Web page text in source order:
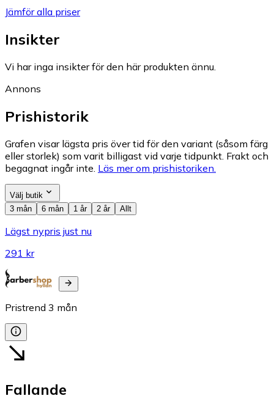
Jämför alla priser
Insikter
Vi har inga insikter för den här produkten ännu.
Annons
Prishistorik
Grafen visar lägsta pris över tid för den variant (såsom färg
eller storlek) som varit billigast vid varje tidpunkt. Frakt och
begagnat ingår inte. Läs mer om prishistoriken.
Välj butik
3 mån
6 mån 1 år 2 år Allt
Lägst nypris just nu
291 kr
Pristrend 3 mån
Fallande